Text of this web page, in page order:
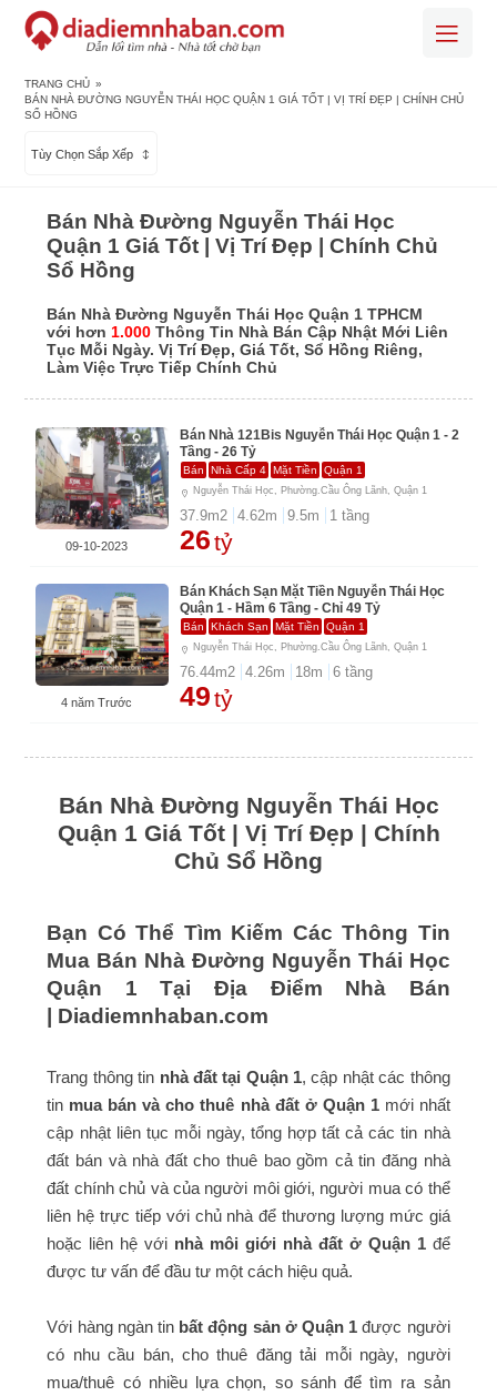
TRANG CHỦ »
BÁN NHÀ ĐƯỜNG NGUYỄN THÁI HỌC QUẬN 1 GIÁ TỐT | VỊ TRÍ ĐẸP | CHÍNH CHỦ
SỔ HỒNG
Tùy Chọn Sắp Xếp
Bán Nhà Đường Nguyễn Thái Học
Quận 1 Giá Tốt | Vị Trí Đẹp | Chính Chủ
Sổ Hồng
Bán Nhà Đường Nguyễn Thái Học Quận 1 TPHCM
với hơn1.000 Thông Tin Nhà Bán Cập Nhật Mới Liên
Tục Mỗi Ngày. Vị Trí Đẹp, Giá Tốt, Sổ Hồng Riêng,
Làm Việc Trực Tiếp Chính Chủ
Bán Nhà 121Bis Nguyễn Thái Học Quận 1 - 2
Tầng - 26 Tỷ
Bán Nhà Cấp 4 Mặt Tiền Quận 1
Nguyễn Thái Học, Phường.Cầu Ông Lãnh, Quận 1
37.9m2 4.62m 9.5m 1 tầng
26tỷ
09-10-2023
Bán Khách Sạn Mặt Tiền Nguyễn Thái Học
Quận 1 - Hầm 6 Tầng - Chỉ 49 Tỷ
Bán Khách Sạn Mặt Tiền Quận 1
Nguyễn Thái Học, Phường.Cầu Ông Lãnh, Quận 1
76.44m2 4.26m 18m 6 tầng
49tỷ
4 năm Trước
Bán Nhà Đường Nguyễn Thái Học
Quận 1 Giá Tốt | Vị Trí Đẹp | Chính
Chủ Sổ Hồng
Bạn Có Thể Tìm Kiếm Các Thông Tin
Mua Bán Nhà Đường Nguyễn Thái Học
Quận 1 Tại Địa Điểm Nhà Bán
Diadiemnhaban.com
Trang thông tin nhà đất tại Quận 1, cập nhật các thông
tin mua bán và cho thuê nhà đất ở Quận 1mới nhất
cập nhật liên tục mỗi ngày, tổng hợp tất cả các tin nhà
đất bán và nhà đất cho thuê bao gồm cả tin đăng nhà
đất chính chủ và của người môi giới, người mua có thể
liên hệ trực tiếp với chủ nhà để thương lượng mức giá
hoặc liên hệ với nhà môi giới nhà đất ở Quận 1để
được tư vấn để đầu tư một cách hiệu quả.
Với hàng ngàn tin bất động sản ở Quận 1 được người
có nhu cầu bán, cho thuê đăng tải mỗi ngày, người
mua/thuê có nhiều lựa chọn, so sánh để tìm ra sản